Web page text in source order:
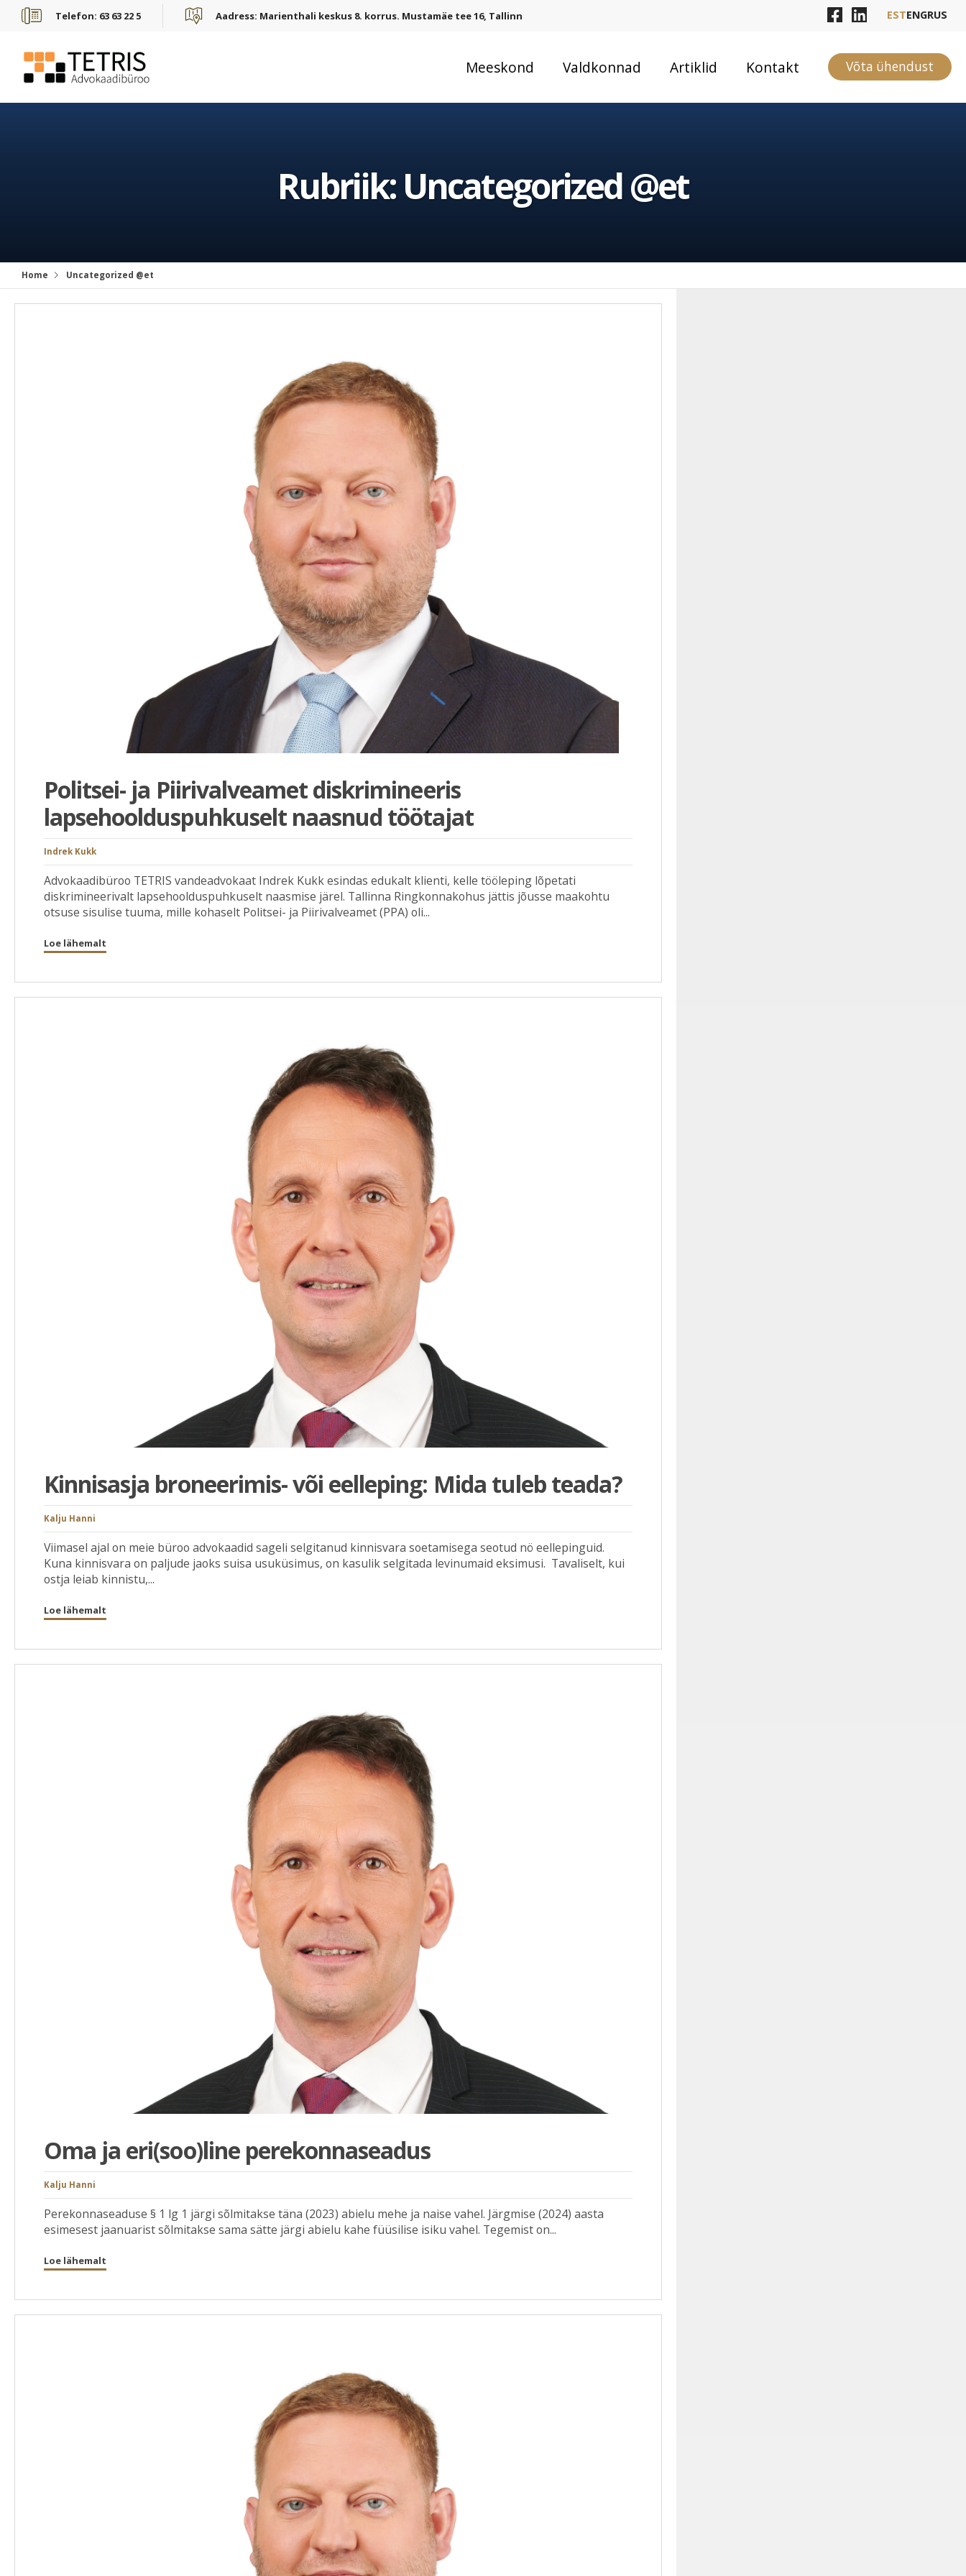
Telefon: 63 63 22 5 Aadress: Marienthali keskus 8. korrus. Mustamäe tee 16, Tallinn ESTENGRUS
Meeskond Valdkonnad Artiklid Kontakt Võta ühendust
Rubriik: Uncategorized @et
Home Uncategorized @et
Politsei- ja Piirivalveamet diskrimineeris
lapsehoolduspuhkuselt naasnud töötajat
Indrek Kukk
Advokaadibüroo TETRIS vandeadvokaat Indrek Kukk esindas edukalt klienti, kelle tööleping lõpetati
diskrimineerivalt lapsehoolduspuhkuselt naasmise järel. Tallinna Ringkonnakohus jättis jõusse maakohtu
otsuse sisulise tuuma, mille kohaselt Politsei- ja Piirivalveamet (PPA) oli...
Loe lähemalt
Kinnisasja broneerimis- või eelleping: Mida tuleb teada?
Kalju Hanni
Viimasel ajal on meie büroo advokaadid sageli selgitanud kinnisvara soetamisega seotud nö eellepinguid.
Kuna kinnisvara on paljude jaoks suisa usuküsimus, on kasulik selgitada levinumaid eksimusi. Tavaliselt, kui
ostja leiab kinnistu,...
Loe lähemalt
Oma ja eri(soo)line perekonnaseadus
Kalju Hanni
Perekonnaseaduse § 1 lg 1 järgi sõlmitakse täna (2023) abielu mehe ja naise vahel. Järgmise (2024) aasta
esimesest jaanuarist sõlmitakse sama sätte järgi abielu kahe füüsilise isiku vahel. Tegemist on...
Loe lähemalt